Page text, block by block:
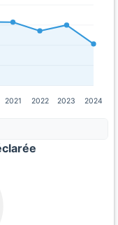
2021 2022 2023 2024